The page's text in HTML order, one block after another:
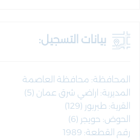
بيانات التسجيل:
المحافظة: محافظة العاصمة
المديرية: اراضي شرق عمان (5)
القرية: طبربور (129)
الحوض: حويجر (6)
رقم القطعة: 1989